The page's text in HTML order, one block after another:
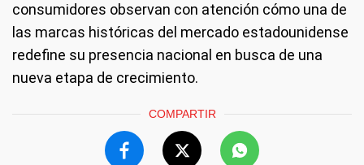
consumidores observan con atención cómo una de
las marcas históricas del mercado estadounidense
redefine su presencia nacional en busca de una
nueva etapa de crecimiento.
COMPARTIR